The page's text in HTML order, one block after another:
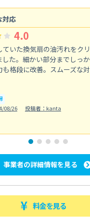
対応
4.0
ていた換気扇の油汚れをク
した。細かい部分までしっ
も格段に改善。スムーズな
08/26
投稿者：kanta
事業者の詳細情報を見る
料金を見る